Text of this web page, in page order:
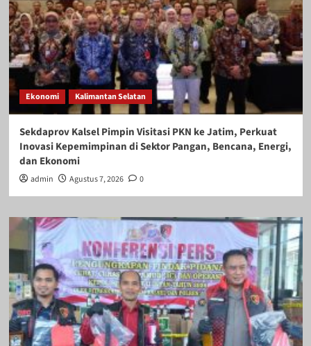
Ekonomi Kalimantan Selatan
Sekdaprov Kalsel Pimpin Visitasi PKN ke Jatim, Perkuat
Inovasi Kepemimpinan di Sektor Pangan, Bencana, Energi,
dan Ekonomi
admin Agustus 7, 2026 0